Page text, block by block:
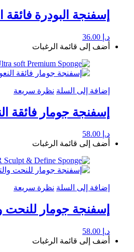
إسفنجة البودرة
د.إ
أضف إلى قائمة الرغبات
إضافة إلى السلة نظرة سريعة
إسفنجة جومار فائقة
د.إ
أضف إلى قائمة الرغبات
إضافة إلى السلة نظرة سريعة
إسفنجة جومار للنحت
د.إ
أضف إلى قائمة الرغبات